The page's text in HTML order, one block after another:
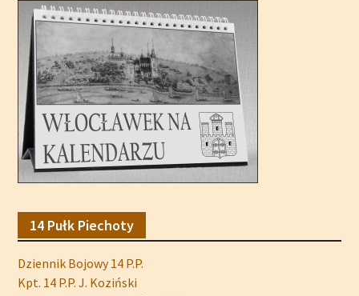
14 Pułk Piechoty
Dziennik Bojowy 14 P.P.
Kpt. 14 P.P. J. Koziński